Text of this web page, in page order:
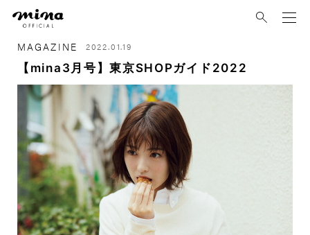
MAGAZINE 2022.01.19
【mina3月号】東京SHOPガイド2022